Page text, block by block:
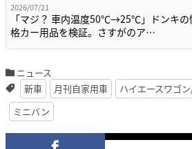
2026/07/21
「マジ？ 車内温度50℃→25℃」ドンキの
格カー用品を検証。さすがのア…
ニュース
新車
月刊自家用車 ハイエースワゴ
ミニバン